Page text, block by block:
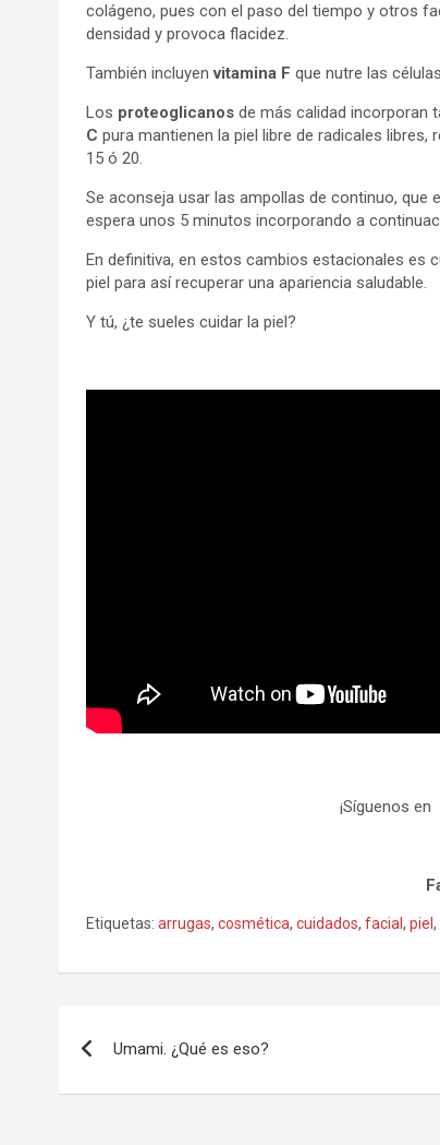
colágeno, pues con el paso del tiempo y otros
densidad y provoca flacidez.
También incluyenvitamina F que nutre las
Los proteoglicanos de más calidad incorporan
C pura mantienen la piel libre de radicales
15 ó 20.
Se aconseja usar las ampollas de continuo,
espera unos 5 minutos incorporando a
En definitiva, en estos cambios estacionales es
piel para así recuperar una apariencia saludable.
Y tú, ¿te sueles cuidar la piel?
¡Síguenos en
Etiquetas: arrugas,cosmética,cuidados,facial,piel,
de
Umami. ¿Qué es eso?